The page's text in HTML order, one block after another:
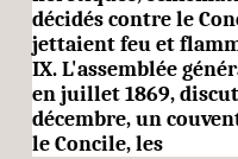
décidés contre le
jettaient feu et
IX. L'assemblée
en juillet 1869,
décembre, un
le Concile, les